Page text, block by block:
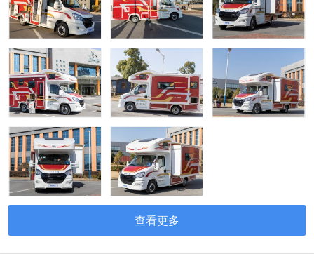
查看更多